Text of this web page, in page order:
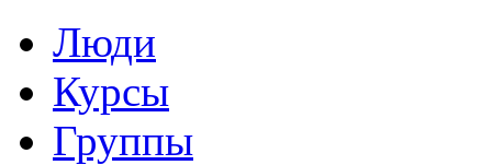
Люди
Курсы
Группы